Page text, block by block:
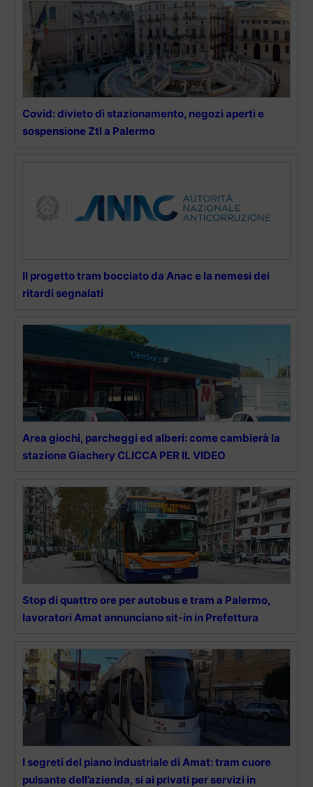
Covid: divieto di stazionamento, negozi aperti e
sospensione Ztl a Palermo
Il progetto tram bocciato da Anac e la nemesi dei
ritardi segnalati
Area giochi, parcheggi ed alberi: come cambierà la
stazione Giachery CLICCA PER IL VIDEO
Stop di quattro ore per autobus e tram a Palermo,
lavoratori Amat annunciano sit-in in Prefettura
I segreti del piano industriale di Amat: tram cuore
pulsante dell’azienda, si ai privati per servizi in